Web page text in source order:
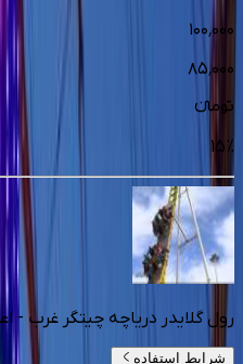
۱۰۰٬۰۰۰
۸۵٬۰۰۰
تومانءء
15%
رول گلایدر دریاچه چیتگر غرب -
شرایط استفاده